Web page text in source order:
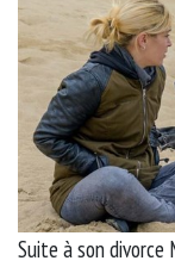
Suite à son divorce